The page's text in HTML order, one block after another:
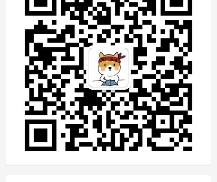
文件路径：/etc/vsftpd/vsftpd.conf
# 增加如下内容
# 虚拟用户配置
guest_enable=YES
guest_username=www
user_config_dir=/etc/vsftpd/vuser
_conf
allow_writeable_chroot
YES
pasv_min_port =5000